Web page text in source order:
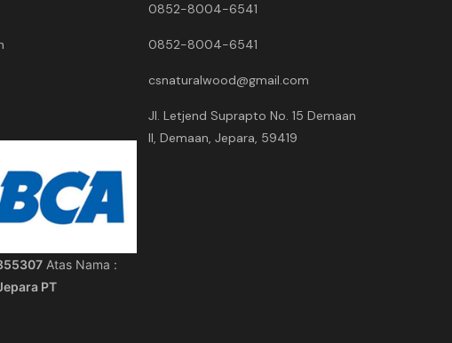
Atas Nama :
PT
0852-8004-6541
0852-8004-6541
csnaturalwood@gmail.com
Jl. Letjend Suprapto No. 15 Demaan
II, Demaan, Jepara, 59419